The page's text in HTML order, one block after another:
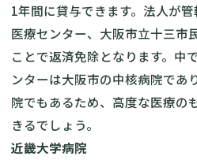
1年間に貸与できます。法人が
医療センター、大阪市立十三市
ことで返済免除となります。中
ンターは大阪市の中核病院であ
院でもあるため、高度な医療の
きるでしょう。
近畿大学病院